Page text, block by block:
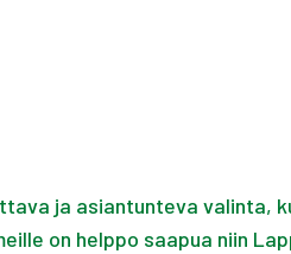
ja asiantunteva valinta,
on helppo saapua niin